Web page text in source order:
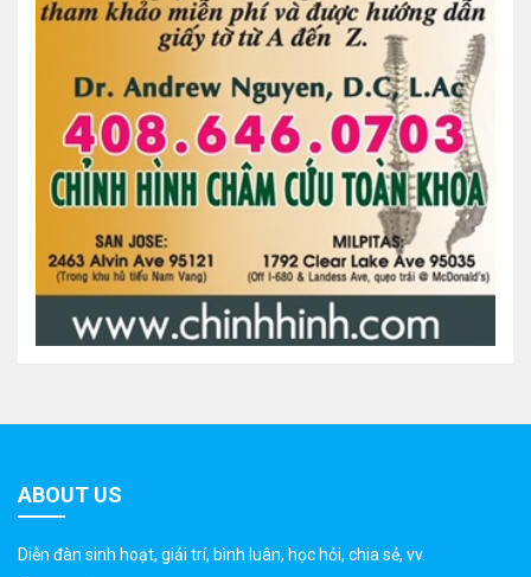
ABOUT US
Diễn đàn sinh hoạt, giải trí, bình luân, học hỏi, chia sẻ, vv.